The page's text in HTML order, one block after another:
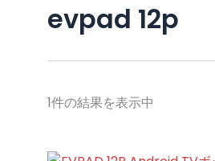
evpad 12p
1件の結果を表示中